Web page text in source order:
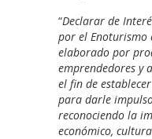
“Declarar de
por el Enoturismo
elaborado por
emprendedores y
el fin de
para darle
reconociendo la
económico,